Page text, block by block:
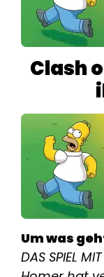
Clash
Um was
DAS SPIEL